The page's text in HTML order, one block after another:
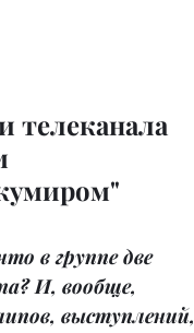
телеканала
в группе две
И, вообще,
выступлений,